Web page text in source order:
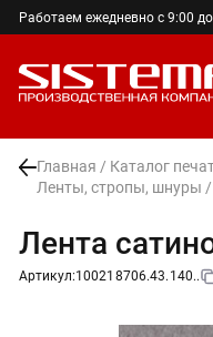
Работаем ежедневно с 9:00
Главная / Каталог
Ленты, стропы, шнуры
Лента
Артикул:100218706.43.140..